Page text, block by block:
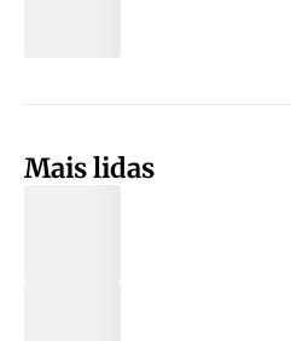
Mais lidas